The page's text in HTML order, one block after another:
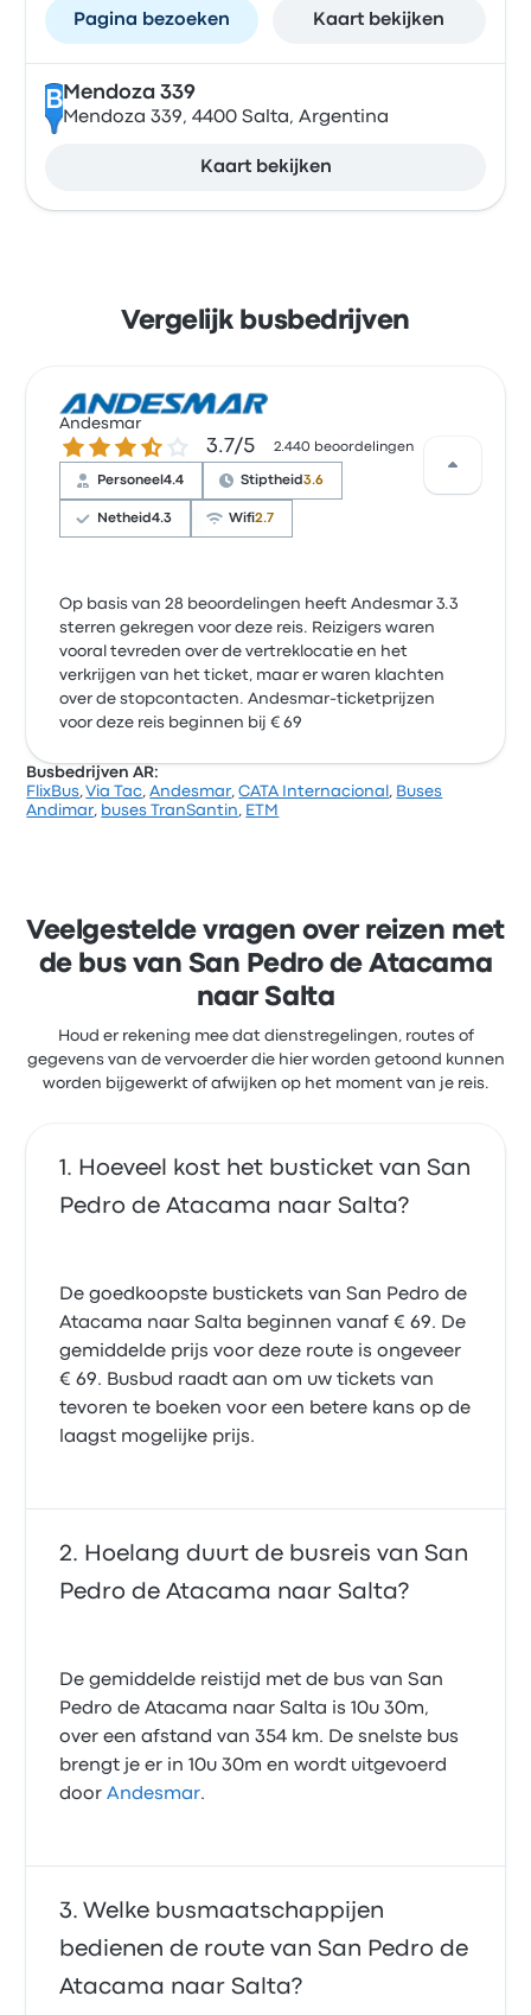
Pagina bezoeken Kaart bekijken
B Mendoza 339
Mendoza 339, 4400 Salta, Argentina
Kaart bekijken
Vergelijk busbedrijven
Andesmar
3.7 van de 5 sterren3.7/5 2.440 beoordelingen
Personeel4.4 Stiptheid3.6
Netheid4.3 Wifi2.7
Op basis van 28 beoordelingen heeft Andesmar 3.3
sterren gekregen voor deze reis. Reizigers waren
vooral tevreden over de vertreklocatie en het
verkrijgen van het ticket, maar er waren klachten
over de stopcontacten. Andesmar-ticketprijzen
voor deze reis beginnen bij € 69
Busbedrijven AR:
FlixBus,Via Tac,Andesmar,CATA Internacional , Buses
Andimar, buses TranSantin, ETM
Veelgestelde vragen over reizen met
de bus van San Pedro de Atacama
naar Salta
Houd er rekening mee dat dienstregelingen, routes of
gegevens van de vervoerder die hier worden getoond kunnen
worden bijgewerkt of afwijken op het moment van je reis.
Hoeveel kost het busticket van San
Pedro de Atacama naar Salta?
De goedkoopste bustickets van San Pedro de
Atacama naar Salta beginnen vanaf € 69. De
gemiddelde prijs voor deze route is ongeveer
€ 69. Busbud raadt aan om uw tickets van
tevoren te boeken voor een betere kans op de
laagst mogelijke prijs.
Hoelang duurt de busreis van San
Pedro de Atacama naar Salta?
De gemiddelde reistijd met de bus van San
Pedro de Atacama naar Salta is 10u 30m,
over een afstand van 354 km. De snelste bus
brengt je er in 10u 30m en wordt uitgevoerd
doorAndesmar.
Welke busmaatschappijen
bedienen de route van San Pedro de
Atacama naar Salta?